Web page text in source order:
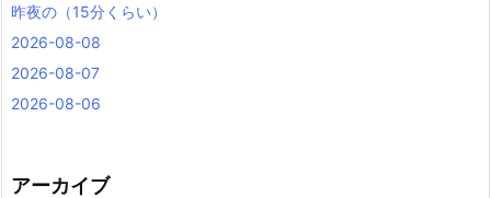
昨夜の（15分くらい）
2026-08-08
2026-08-07
2026-08-06
アーカイブ